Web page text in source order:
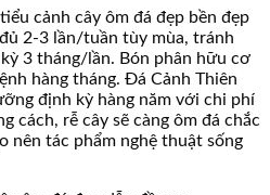
cảnh cây ôm đá đẹp bền đẹp
2-3 lần/tuần tùy mùa, tránh
3 tháng/lần. Bón phân hữu cơ
hàng tháng. Đá Cảnh Thiên
định kỳ hàng năm với chi phí
cách, rễ cây sẽ càng ôm đá chắc
nên tác phẩm nghệ thuật sống